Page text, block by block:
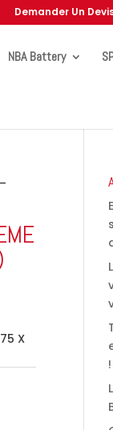
Demander Un
NBA Battery
X
!